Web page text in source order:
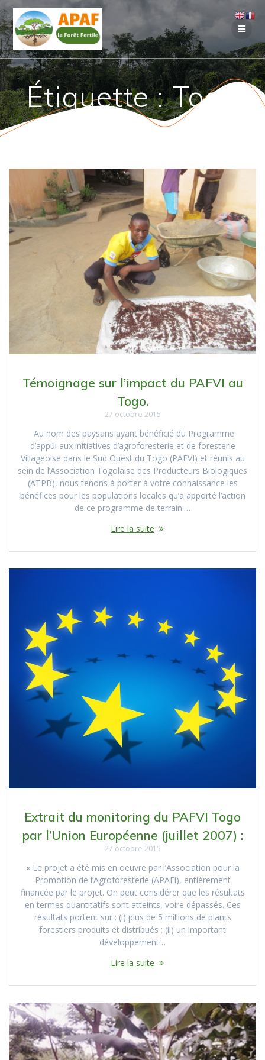
Étiquette :Togo
Témoignage sur l’impact du PAFVI au
Togo.
27 octobre 2015
Au nom des paysans ayant bénéficié du Programme
d’appui aux initiatives d’agroforesterie et de foresterie
Villageoise dans le Sud Ouest du Togo (PAFVI) et réunis au
sein de l’Association Togolaise des Producteurs Biologiques
(ATPB), nous tenons à porter à votre connaissance les
bénéfices pour les populations locales qu’a apporté l’action
de ce programme de terrain.…
Lire la suite
Extrait du monitoring du PAFVI Togo
par l’Union Européenne (juillet 2007) :
27 octobre 2015
« Le projet a été mis en oeuvre par l’Association pour la
Promotion de l’Agroforesterie (APAFi), entièrement
financée par le projet. On peut considérer que les résultats
en termes quantitatifs sont atteints, voire dépassés. Ces
résultats portent sur : (i) plus de 5 millions de plants
forestiers produits et distribués ; (ii) un important
développement…
Lire la suite